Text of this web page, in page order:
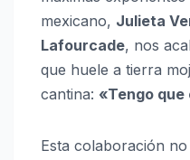
mexicano, Julieta
Lafourcade, nos
que huele a tierra
cantina: «Tengo
Esta colaboración